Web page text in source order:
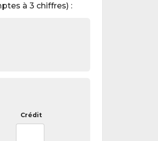
à 3 chiffres) :